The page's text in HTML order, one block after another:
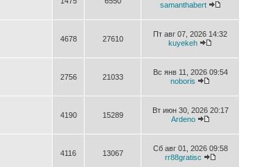
samanthabert
4678 27610
Пт авг 07, 2026 14:32
kuyekeh
2756 21033
Вс янв 11, 2026 09:54
noboris
4190 15289
Вт июн 30, 2026 20:17
Ardeno
4116 13067
Сб авг 01, 2026 09:58
rr88gratisc